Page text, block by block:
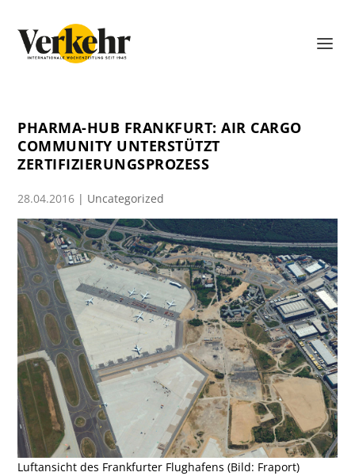
PHARMA-HUB FRANKFURT: AIR CARGO
COMMUNITY UNTERSTÜTZT
ZERTIFIZIERUNGSPROZESS
28.04.2016 | Uncategorized
Luftansicht des Frankfurter Flughafens (Bild: Fraport)